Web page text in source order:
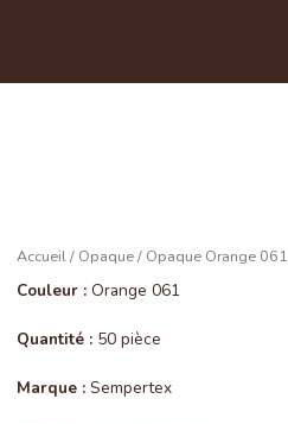
Accueil/ Opaque/ Opaque Orange 061
Couleur : Orange 061
Quantité : 50 pièce
Marque : Sempertex